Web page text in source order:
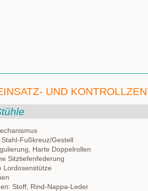
UND
Fußkreuz/Gestell
Harte Doppelrollen
Sitztiefenfederung
Lordosenstütze
Stoff, Rind-Nappa-Leder